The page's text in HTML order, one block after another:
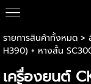
รายการสินค้าทั้งหมด>
H390) + หางสั้น
เครื่องยนต์